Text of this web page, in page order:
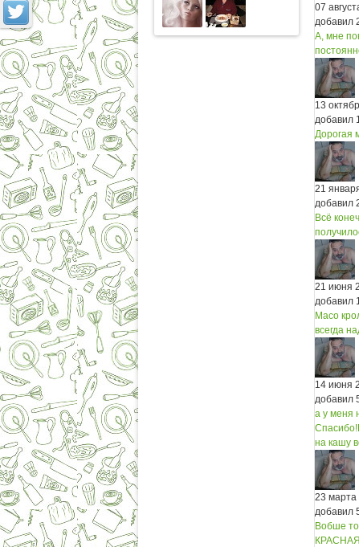
07
добавил
А, мне
13
добавил
Дорогая
21
добавил
Всё
21 июня
добавил
Масо
всегда
14 июня
добавил
а у меня
Спасибо!
на кашу
23 марта
добавил
Вобше
КРАСНАЯ,